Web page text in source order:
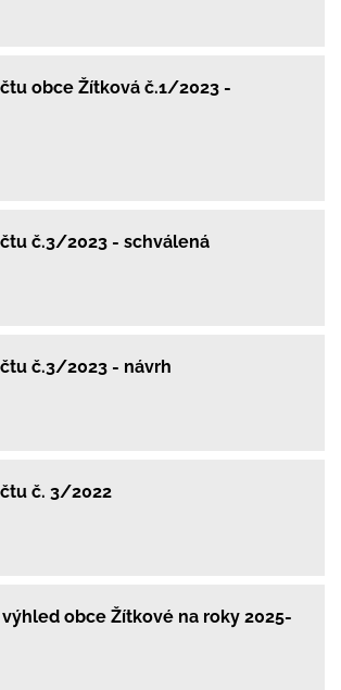
obce Žítková č.1/2023 -
č.3/2023 - schválená
č.3/2023 - návrh
č. 3/2022
obce Žítkové na roky 2025-